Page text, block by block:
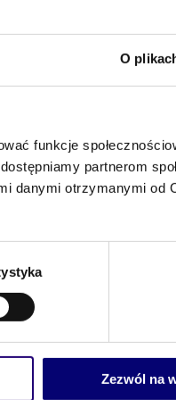
O
funkcje
partnerom
danymi otrzymanymi od
Zezwól na
Prowadzi